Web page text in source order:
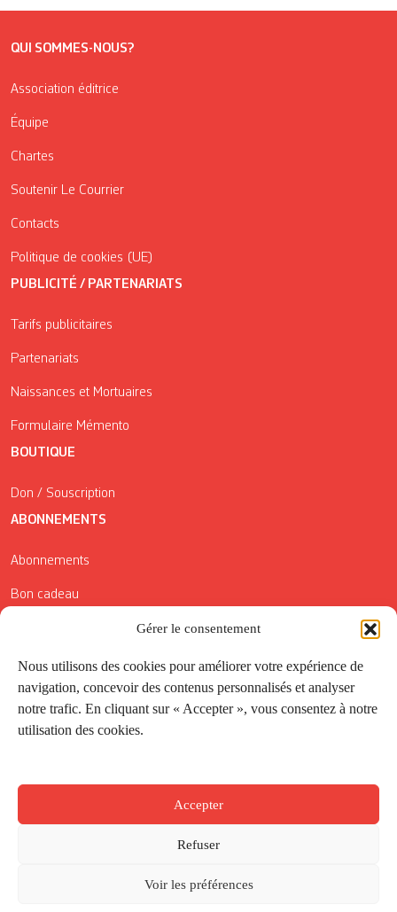
Gérer le consentement
Nous utilisons des cookies pour améliorer votre expérience de
navigation, concevoir des contenus personnalisés et analyser
notre trafic. En cliquant sur « Accepter », vous consentez à notre
utilisation des cookies.
Accepter
Refuser
Voir les préférences
QUI SOMMES-NOUS?
Association éditrice
Équipe
Chartes
Soutenir Le Courrier
Contacts
Politique de cookies (UE)
PUBLICITÉ / PARTENARIATS
Tarifs publicitaires
Partenariats
Naissances et Mortuaires
Formulaire Mémento
BOUTIQUE
Don / Souscription
ABONNEMENTS
Abonnements
Bon cadeau
Conditions générales de vente
Réductions de la Carte Côté Courrier
Application